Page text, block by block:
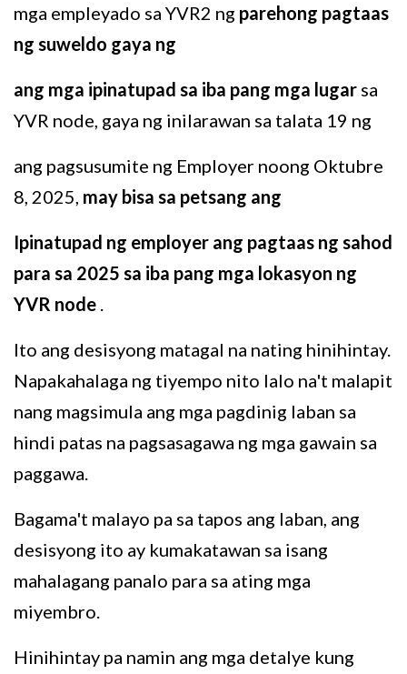
mga empleyado sa YVR2 ng parehong pagtaas
ng suweldo gaya ng
ang mga ipinatupad sa iba pang mga lugar sa
YVR node, gaya ng inilarawan sa talata 19 ng
ang pagsusumite ng Employer noong Oktubre
8, 2025, may bisa sa petsang ang
Ipinatupad ng employer ang pagtaas ng sahod
para sa 2025 sa iba pang mga lokasyon ng
YVR node .
Ito ang desisyong matagal na nating hinihintay.
Napakahalaga ng tiyempo nito lalo na't malapit
nang magsimula ang mga pagdinig laban sa
hindi patas na pagsasagawa ng mga gawain sa
paggawa.
Bagama't malayo pa sa tapos ang laban, ang
desisyong ito ay kumakatawan sa isang
mahalagang panalo para sa ating mga
miyembro.
Hinihintay pa namin ang mga detalye kung